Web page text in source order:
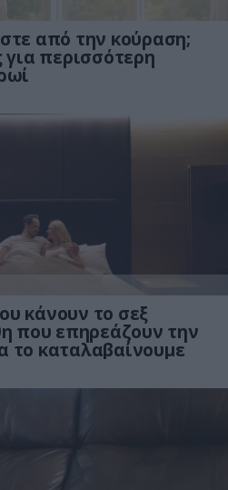
από την κούραση;
για περισσότερη
κάνουν το σεξ
που επηρεάζουν την
το καταλαβαίνουμε